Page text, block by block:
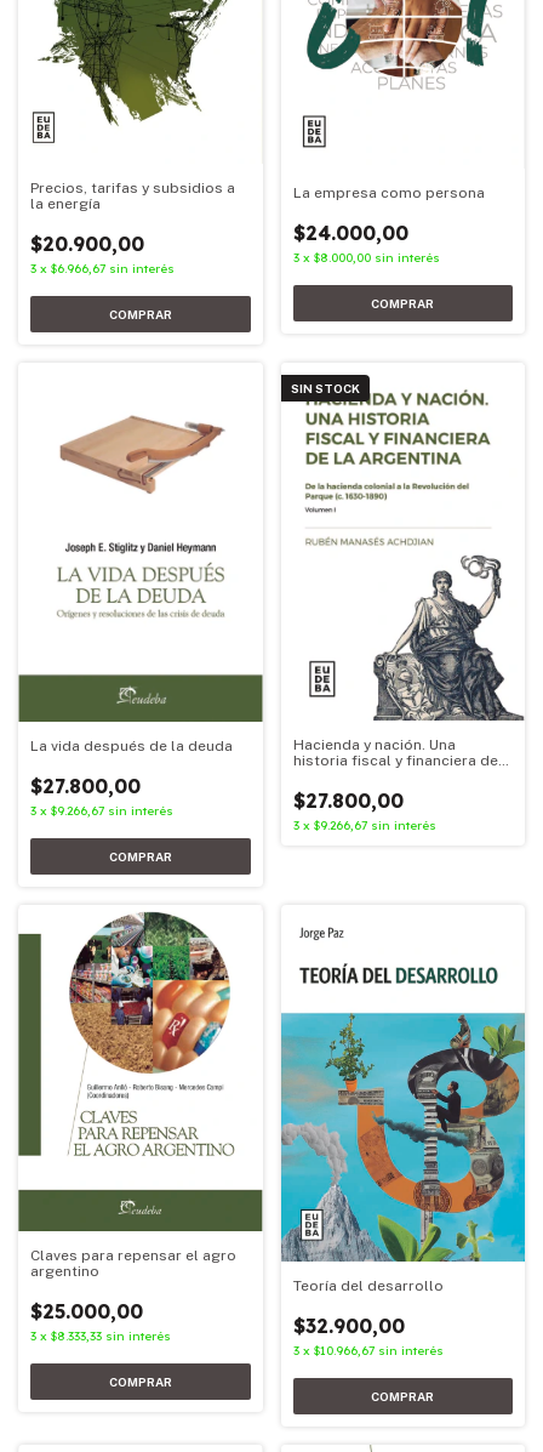
Precios, tarifas y subsidios a
la energía
$20.900,00
3 x $6.966,67 sin interés
La empresa como persona
$24.000,00
3 x $8.000,00 sin interés
La vida después de la deuda
$27.800,00
3 x $9.266,67 sin interés
SIN STOCK
Hacienda y nación. Una
historia fiscal y financiera de
$27.800,00
3 x $9.266,67 sin interés
Claves para repensar el agro
argentino
$25.000,00
3 x $8.333,33 sin interés
Teoría del desarrollo
$32.900,00
3 x $10.966,67 sin interés